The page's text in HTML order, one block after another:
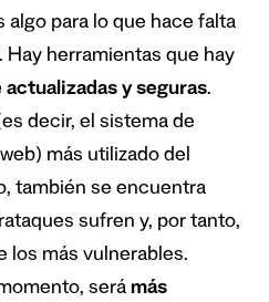
para lo que hace falta
herramientas que hay
y seguras.
decir, el sistema de
más utilizado del
también se encuentra
sufren y, por tanto,
los más vulnerables.
será más